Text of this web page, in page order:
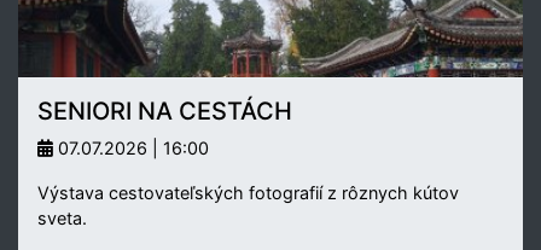
SENIORI NA CESTÁCH
07.07.2026 | 16:00
Výstava cestovateľských fotografií z rôznych kútov
sveta.